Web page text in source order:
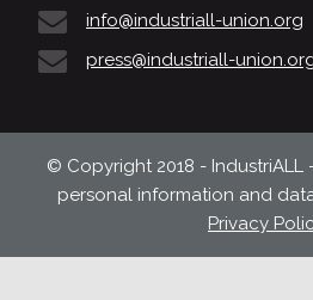
info@industriall-union.org
press@industriall-
© Copyright 2018 -
personal information and
Privacy